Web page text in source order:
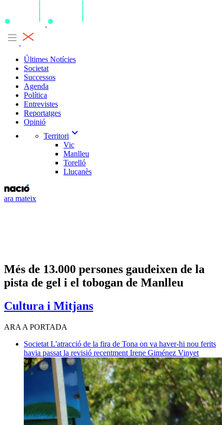
Últimes Notícies
Societat
Successos
Agenda
Política
Entrevistes
Reportatges
Opinió
Territori expand_more
Vic
Manlleu
Torelló
Lluçanès
ara mateix
Més de 13.000 persones gaudeixen de la
pista de gel i el tobogan de Manlleu
Cultura i Mitjans
ARA A PORTADA
Societat L'atracció de la fira de Tona on va haver-hi nou ferits
havia passat la revisió recentment Irene Giménez Vinyet